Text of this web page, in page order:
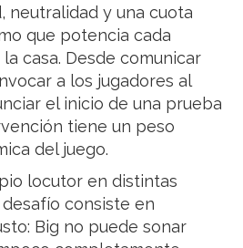
neutralidad y una cuota
que potencia cada
casa. Desde comunicar
a los jugadores al
el inicio de una prueba
tiene un peso
del juego.
locutor en distintas
consiste en
Big no puede sonar